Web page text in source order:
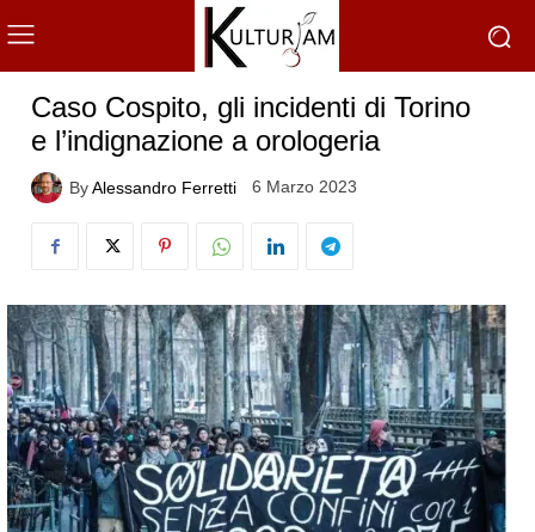
Caso Cospito, gli incidenti di Torino
e l’indignazione a orologeria
ByAlessandro Ferretti 6 Marzo 2023